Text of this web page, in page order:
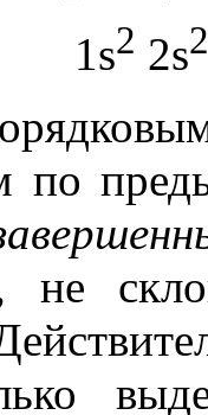
1s2 2s2
по
не